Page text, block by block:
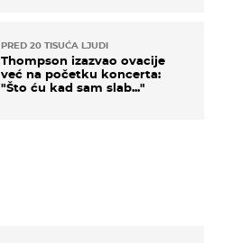
PRED 20 TISUĆA LJUDI
Thompson izazvao ovacije
već na početku koncerta:
"Što ću kad sam slab..."